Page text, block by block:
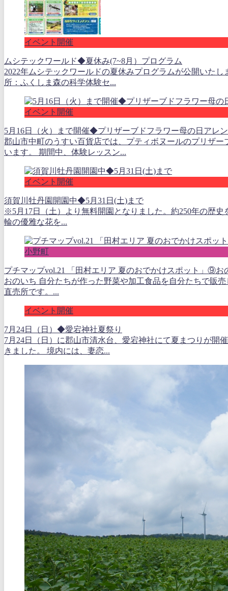
イベント開催
ムシテックワールド◆夏休み(7~8月）プログラム
2022年ムシテックワールドの夏休みプログラムが公開いた
所：ふくしま森の科学体験セ...
イベント開催
5月16日（火）まで開催◆プリザーブドフラワー母の日アレ
郡山市中町のうすい百貨店では、プティボヌールのプリザ
います。 期間中、体験レッスン...
イベント開催
須賀川牡丹園開園中◆5月31日(土)まで
※5月17日（土）より無料開園となりました。約250年の歴
輪の優雅な花を...
小野町
プチマップvol.21 「田村エリア 夏のおでかけスポット」⑨お
おのいち 自分たちが作った野菜や加工食品を自分たちで販
直売所です。...
イベント開催
7月24日（日）◆愛宕神社夏祭り
7月24日（日）に郡山市清水台、愛宕神社にて夏まつりが開
きました。 境内には、妻恋...